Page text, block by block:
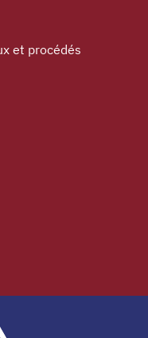
et procédés